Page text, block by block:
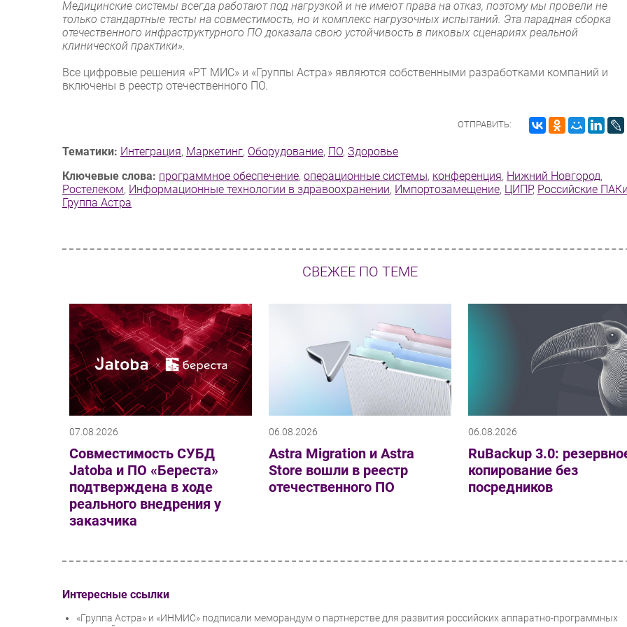
Медицинские системы всегда работают под нагрузкой и не имеют права на отказ, поэтому мы провели не
только стандартные тесты на совместимость, но и комплекс нагрузочных испытаний. Эта парадная сборка
отечественного инфраструктурного ПО доказала свою устойчивость в пиковых сценариях реальной
клинической практики».
Все цифровые решения «РТ МИС» и «Группы Астра» являются собственными разработками компаний и
включены в реестр отечественного ПО.
ОТПРАВИТЬ:
Тематики: Интеграция, Маркетинг, Оборудование, ПО, Здоровье
Ключевые слова: программное обеспечение, операционные системы, конференция, Нижний Новгород,
Ростелеком, Информационные технологии в здравоохранении, Импорто­замещение, ЦИПР, Российские
Группа Астра
СВЕЖЕЕ ПО ТЕМЕ
07.08.2026
Совместимость СУБД
Jatoba и ПО «Береста»
подтверждена в ходе
реального внедрения у
заказчика
06.08.2026
Astra Migration и Astra
Store вошли в реестр
отечественного ПО
06.08.2026
RuBackup 3.0:
копирование без
посредников
Интересные ссылки
«Группа Астра» и «ИНМИС» подписали меморандум о партнерстве для развития российских аппаратно-программных